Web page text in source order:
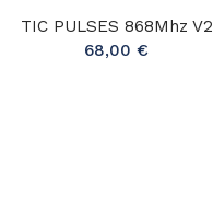
TIC PULSES 868Mhz V2
68,00 €